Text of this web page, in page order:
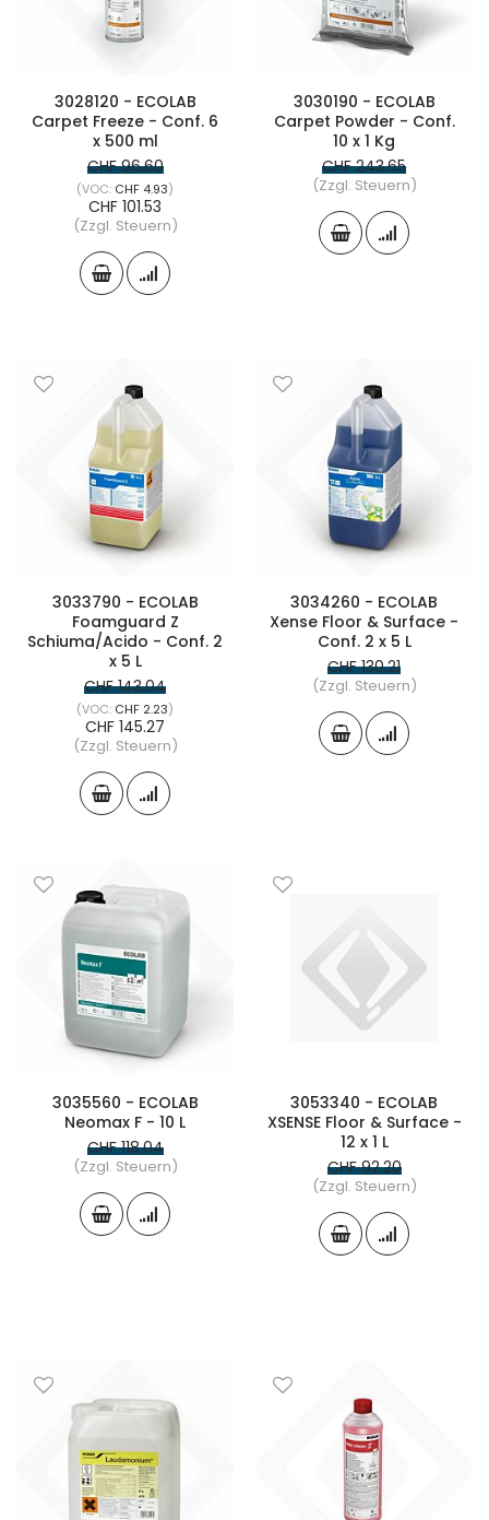
3028120 - ECOLAB
Carpet Freeze - Conf. 6
x 500 ml
CHF 96.60
CHF 4.93
CHF 101.53
(Zzgl. Steuern)
3030190 - ECOLAB
Carpet Powder - Conf.
10 x 1 Kg
CHF 243.65
(Zzgl. Steuern)
3033790 - ECOLAB
Foamguard Z
Schiuma/Acido - Conf. 2
x 5 L
CHF 143.04
CHF 2.23
CHF 145.27
(Zzgl. Steuern)
3034260 - ECOLAB
Xense Floor & Surface -
Conf. 2 x 5 L
CHF 130.21
(Zzgl. Steuern)
3035560 - ECOLAB
Neomax F - 10 L
CHF 118.04
(Zzgl. Steuern)
3053340 - ECOLAB
XSENSE Floor & Surface -
12 x 1 L
CHF 92.20
(Zzgl. Steuern)